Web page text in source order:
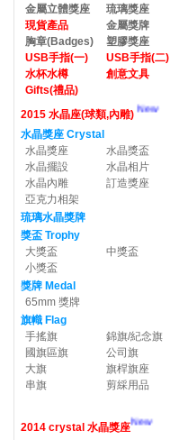
金屬立體獎座
琉璃獎座
現貨產品
金屬獎牌
胸章(Badges)
塑膠獎座
USB手指(一)
USB手指(二)
水杯水樽
創意文具
Gifts(禮品)
2015 水晶座(球類,內雕)
New
水晶獎座 Crystal
水晶獎座
水晶獎盃
水晶擺設
水晶相片
水晶內雕
訂造獎座
亞克力相架
琉璃水晶獎牌
獎盃 Trophy
大獎盃
中獎盃
小獎盃
獎牌 Medal
65mm 獎牌
旗幟 Flag
手搖旗
錦旗/紀念旗
國旗區旗
公司旗
大旗
旗桿旗座
串旗
剪綵用品
2014 crystal 水晶獎座 New